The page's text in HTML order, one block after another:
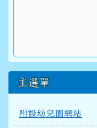
主選單
附設幼兒園網站